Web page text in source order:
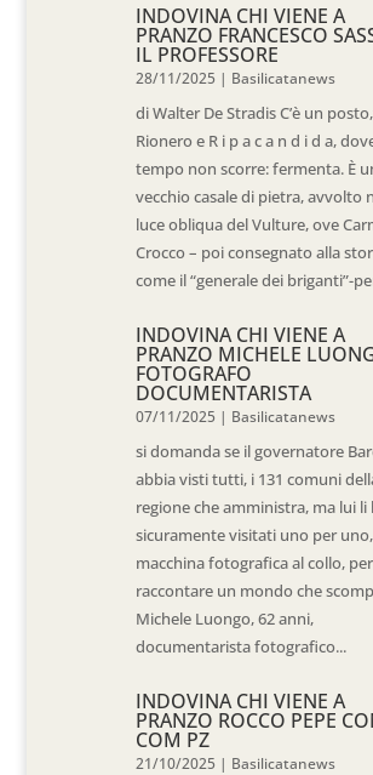
INDOVINA CHI VIENE A
PRANZO FRANCESCO
IL PROFESSORE
28/11/2025 | Basilicatanews
di Walter De Stradis C’è un
Rionero e R i p a c a n d i d a,
tempo non scorre: fermenta. È
vecchio casale di pietra, avvolto
luce obliqua del Vulture, ove
Crocco – poi consegnato alla
come il “generale dei briganti”-
INDOVINA CHI VIENE A
PRANZO MICHELE
FOTOGRAFO
DOCUMENTARISTA
07/11/2025 | Basilicatanews
si domanda se il governatore
abbia visti tutti, i 131 comuni
regione che amministra, ma lui li
sicuramente visitati uno per uno,
macchina fotografica al collo, per
raccontare un mondo che
Michele Luongo, 62 anni,
documentarista fotografico...
INDOVINA CHI VIENE A
PRANZO ROCCO PEPE
COM PZ
21/10/2025 | Basilicatanews